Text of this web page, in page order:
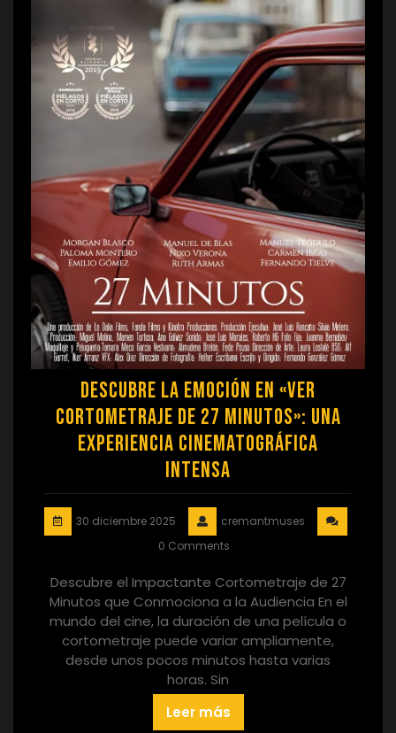
Descubre la Emoción en «Ver
Cortometraje de 27 Minutos»: Una
Experiencia Cinematográfica
Intensa
30 diciembre 2025
cremantmuses
0 Comments
Descubre el Impactante Cortometraje de 27
Minutos que Conmociona a la Audiencia En el
mundo del cine, la duración de una película o
cortometraje puede variar ampliamente,
desde unos pocos minutos hasta varias
horas. Sin
Leer más